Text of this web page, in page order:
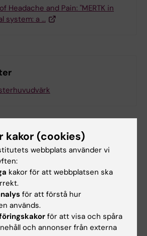
Headache and Pain: "MERTK in
system: a …
29 jul 2026
kakor (cookies)
webbplats använder vi
kakor för att webbplatsen ska
för att förstå hur
används.
för att visa och spåra
och annonser från externa